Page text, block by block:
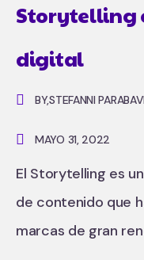
Storytelling
digital
BY,STEFANNI
MAYO 31, 2022
El Storytelling es
de contenido que
marcas de gran